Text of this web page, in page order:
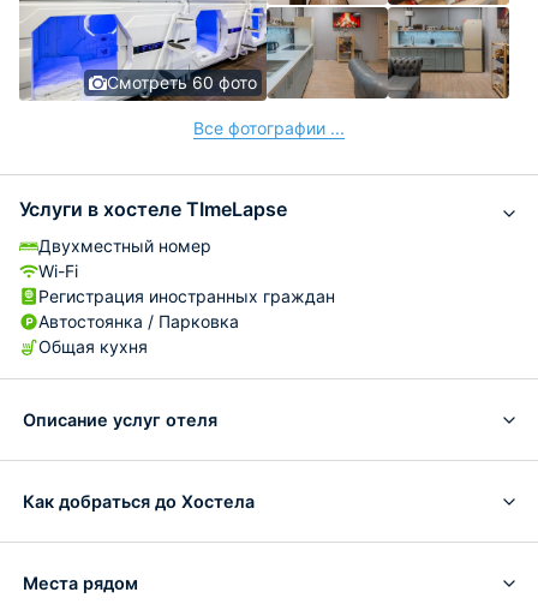
Смотреть 60 фото
Все фотографии ...
Услуги в хостеле TImeLapse
Двухместный номер
Wi-Fi
Регистрация иностранных граждан
Автостоянка / Парковка
Общая кухня
Описание услуг отеля
Как добраться до Хостела
Места рядом